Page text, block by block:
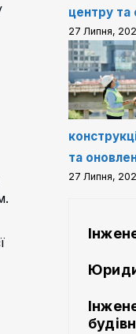
центру та
27 Липня,
та
27 Липня,